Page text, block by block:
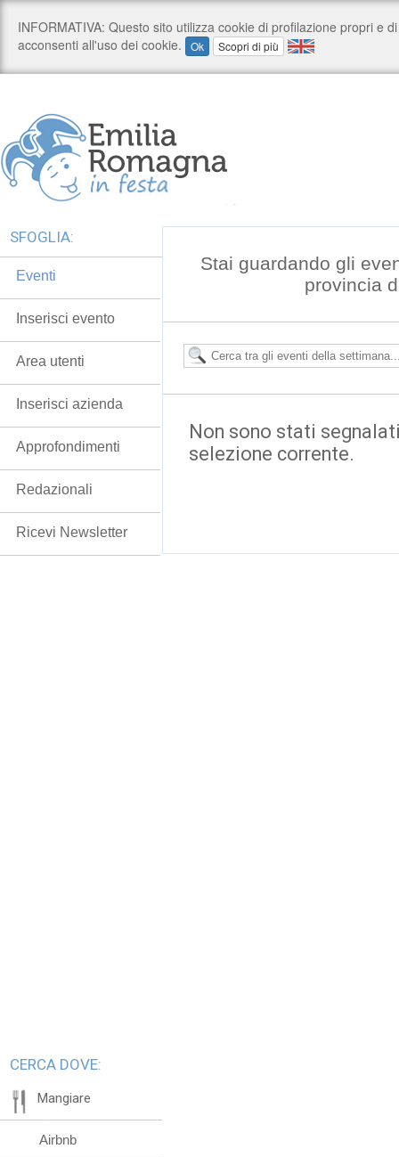
Stai guardando gli
provincia
Non sono stati
selezione corrente.
SFOGLIA:
Eventi
Inserisci evento
Area utenti
Inserisci azienda
Approfondimenti
Redazionali
Ricevi Newsletter
CERCA DOVE:
Mangiare
Airbnb